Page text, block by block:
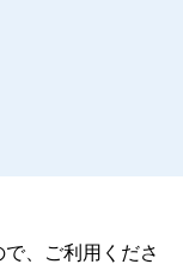
、ご利用くださ